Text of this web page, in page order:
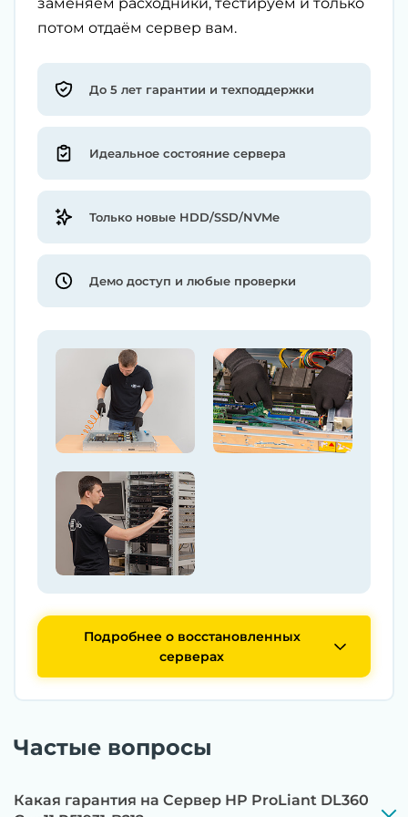
потом отдаём сервер вам.
До 5 лет гарантии и техподдержки
Идеальное состояние сервера
Только новые HDD/SSD/NVMe
Демо доступ и любые проверки
Подробнее о восстановленных
серверах
Частые вопросы
Какая гарантия на Сервер HP ProLiant DL360